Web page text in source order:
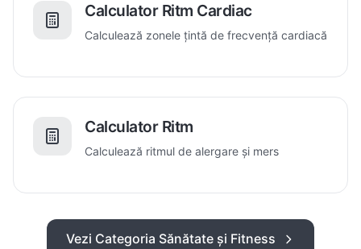
Calculator Ritm Cardiac
Calculează zonele țintă de frecvență cardiacă
Calculator Ritm
Calculează ritmul de alergare și mers
Vezi Categoria Sănătate și Fitness